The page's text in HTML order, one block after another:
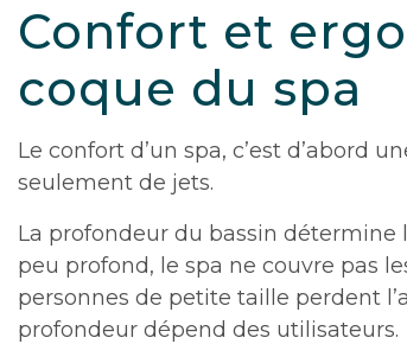
Confort et
coque du spa
Le confort d’un spa, c’est d’abord
seulement de jets.
La profondeur du bassin détermine
peu profond, le spa ne couvre pas
personnes de petite taille perdent
profondeur dépend des utilisateurs.